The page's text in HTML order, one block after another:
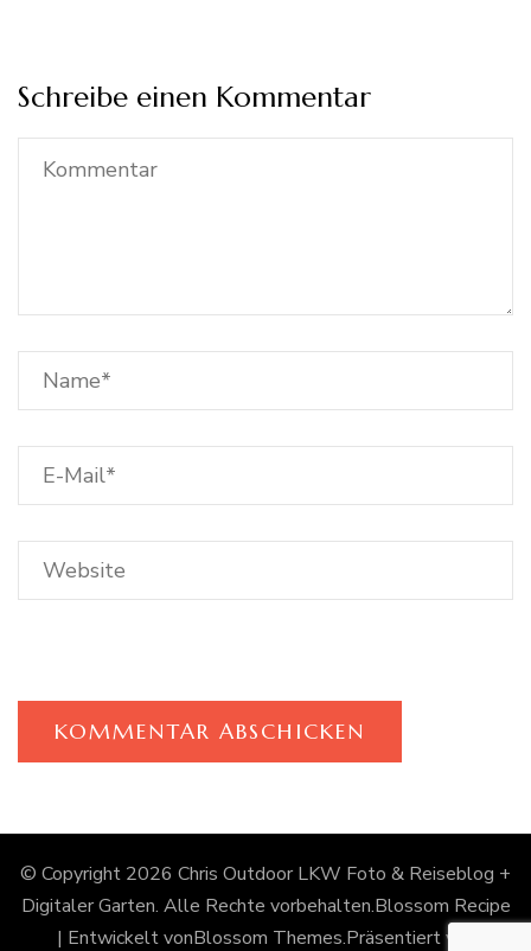
Schreibe einen Kommentar
© Copyright 2026 Chris Outdoor LKW Foto & Reiseblog +
Digitaler Garten. Alle Rechte vorbehalten.Blossom Recipe
| Entwickelt vonBlossom Themes.Präsentiert von